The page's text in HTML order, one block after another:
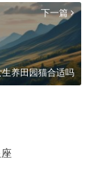
下一篇
养田园猫合适吗